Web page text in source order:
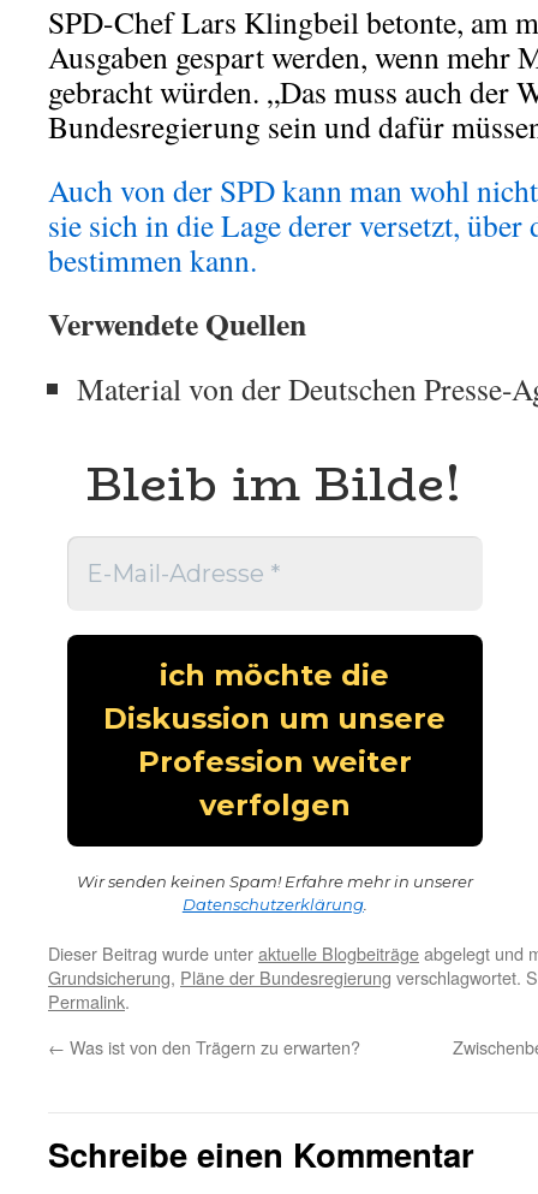
SPD-Chef Lars Klingbeil betonte, am
Ausgaben gespart werden, wenn mehr
gebracht würden. „Das muss auch der
Bundesregierung sein und dafür
Auch von der SPD kann man wohl
sie sich in die Lage derer versetzt, über
bestimmen kann.
Verwendete Quellen
Material von der Deutschen Presse-
Bleib im Bilde!
Wir senden keinen Spam! Erfahre mehr in unserer
Datenschutzerklärung.
Dieser Beitrag wurde unteraktuelle Blogbeiträgeabgelegt und
Grundsicherung, Pläne der Bundesregierung verschlagwortet.
Permalink.
← Was ist von den Trägern zu erwarten?
Schreibe einen Kommentar